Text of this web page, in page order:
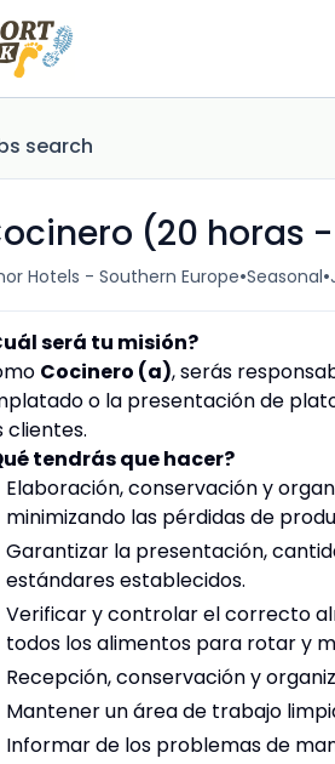
search
(20 horas
Hotels - Southern Europe•Seasonal•
será tu misión?
Cocinero (a), serás
o la presentación de
clientes.
tendrás que hacer?
Elaboración, conservación y
minimizando las pérdidas de
Garantizar la presentación,
estándares establecidos.
Verificar y controlar el correcto
todos los alimentos para rotar y
Recepción, conservación y
Mantener un área de trabajo
Informar de los problemas de